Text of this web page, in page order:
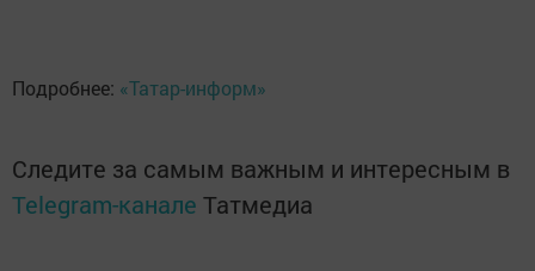
Подробнее: «Татар-информ»
Следите за самым важным и интересным в
Telegram-канале Татмедиа